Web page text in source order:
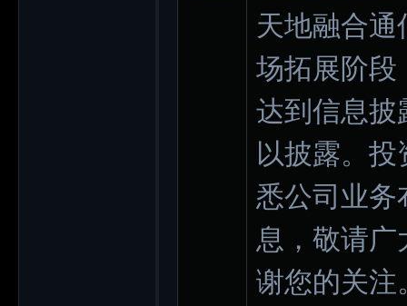
天地融合
场拓展阶段
达到信息披
以披露。
悉公司业务
息，敬请广
谢您的关注